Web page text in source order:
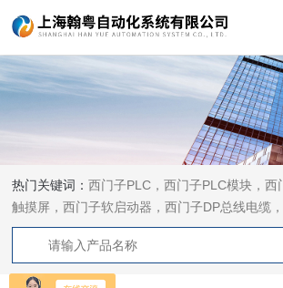
热门关键词：西门子PLC，西门子PLC模块，西
触摸屏，西门子软启动器，西门子DP总线电缆
头，西门子CP通讯网卡，西门子数控系统及停